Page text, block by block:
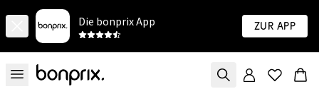
Die bonprix App Zur App